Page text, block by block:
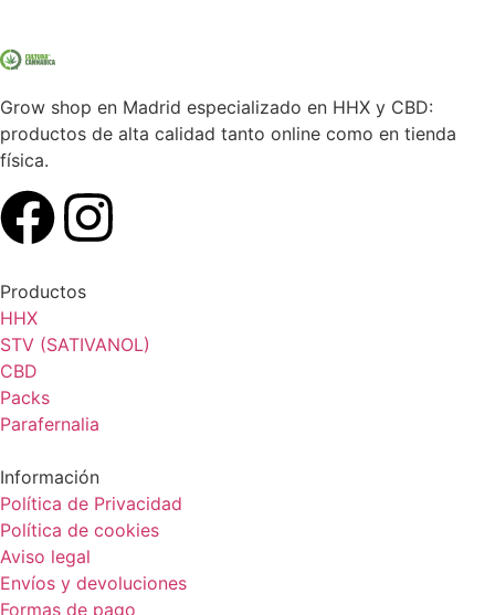
Grow shop en Madrid especializado en HHX y CBD:
productos de alta calidad tanto online como en tienda
física.
Productos
HHX
STV (SATIVANOL)
CBD
Packs
Parafernalia
Información
Política de Privacidad
Política de cookies
Aviso legal
Envíos y devoluciones
Formas de pago